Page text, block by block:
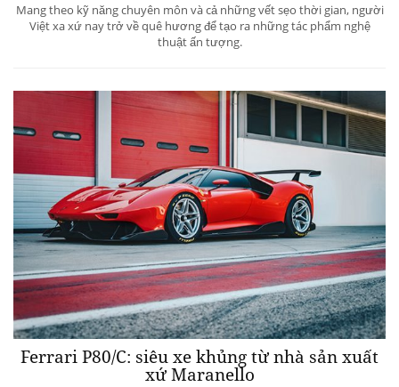
Mang theo kỹ năng chuyên môn và cả những vết sẹo thời gian, người
Việt xa xứ nay trở về quê hương để tạo ra những tác phẩm nghệ
thuật ấn tượng.
Ferrari P80/C: siêu xe khủng từ ​​nhà sản xuất
xứ Maranello